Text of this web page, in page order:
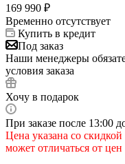
169 990 ₽
Временно отсутствует
Купить в кредит
Под заказ
Наши менеджеры
условия заказа
Хочу в подарок
При заказе после 13:00
Цена указана со
может отличаться от